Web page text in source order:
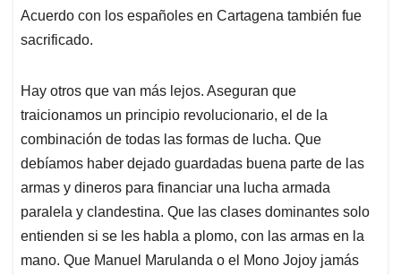
Acuerdo con los españoles en Cartagena también fue
sacrificado.
Hay otros que van más lejos. Aseguran que
traicionamos un principio revolucionario, el de la
combinación de todas las formas de lucha. Que
debíamos haber dejado guardadas buena parte de las
armas y dineros para financiar una lucha armada
paralela y clandestina. Que las clases dominantes solo
entienden si se les habla a plomo, con las armas en la
mano. Que Manuel Marulanda o el Mono Jojoy jamás